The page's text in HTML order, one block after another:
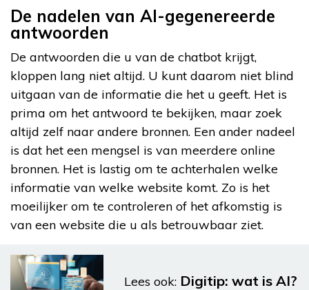
De nadelen van AI-gegenereerde
antwoorden
De antwoorden die u van de chatbot krijgt,
kloppen lang niet altijd. U kunt daarom niet blind
uitgaan van de informatie die het u geeft. Het is
prima om het antwoord te bekijken, maar zoek
altijd zelf naar andere bronnen. Een ander nadeel
is dat het een mengsel is van meerdere online
bronnen. Het is lastig om te achterhalen welke
informatie van welke website komt. Zo is het
moeilijker om te controleren of het afkomstig is
van een website die u als betrouwbaar ziet.
Lees ook: Digitip: wat is AI?